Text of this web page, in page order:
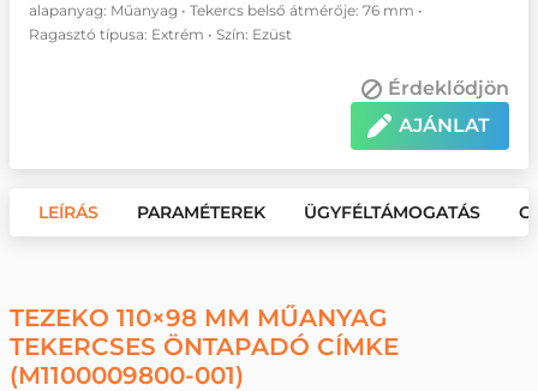
alapanyag: Műanyag • Tekercs belső átmérője: 76 mm •
Ragasztó típusa: Extrém • Szín: Ezüst
Érdeklődjön
AJÁNLAT
LEÍRÁS PARAMÉTEREK ÜGYFÉLTÁMOGATÁS
TEZEKO 110×98 MM MŰANYAG
TEKERCSES ÖNTAPADÓ CÍMKE
(M1100009800-001)